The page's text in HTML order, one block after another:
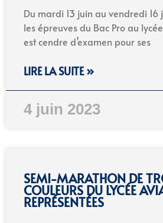
Du mardi 13 juin au vendredi
les épreuves du Bac Pro au
est cendre d’examen pour ses
LIRE LA SUITE »
4 juin 2023
SEMI-MARATHON DE
COULEURS DU LYCÉE
REPRÉSENTÉES